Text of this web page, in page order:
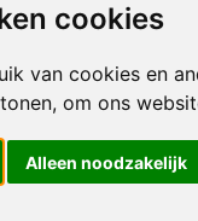
cookies
van cookies en
om ons
Alleen noodzakelijk
Kussens